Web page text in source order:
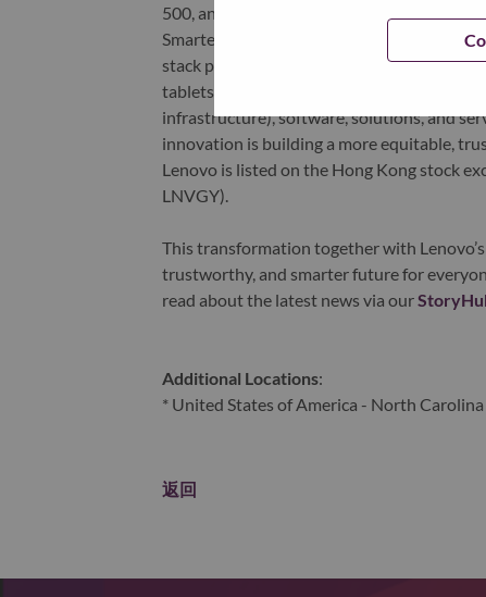
500, and serving millions of customers
Smarter Technology for All, Lenovo has
stack portfolio of AI-enabled, AI-ready,
tablets), infrastructure (server, storage,
infrastructure), software, solutions, and
innovation is building a more equitable,
Lenovo is listed on the Hong Kong stock
LNVGY).
This transformation together with
trustworthy, and smarter future for
read about the latest news via our
Additional Locations:
* United States of America - North
返回